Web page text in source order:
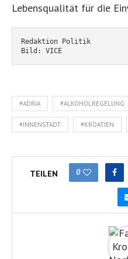
Lebensqualität für die
Redaktion Politik
Bild: VICE
#ADRIA #ALKOHOLREGELUNG
#INNENSTADT #KROATIEN
TEILEN 0